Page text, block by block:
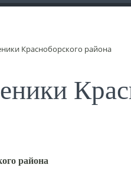
Красноборского района
района